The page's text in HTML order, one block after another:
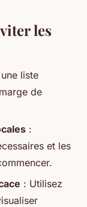
les
liste
de
:
et les
: Utilisez